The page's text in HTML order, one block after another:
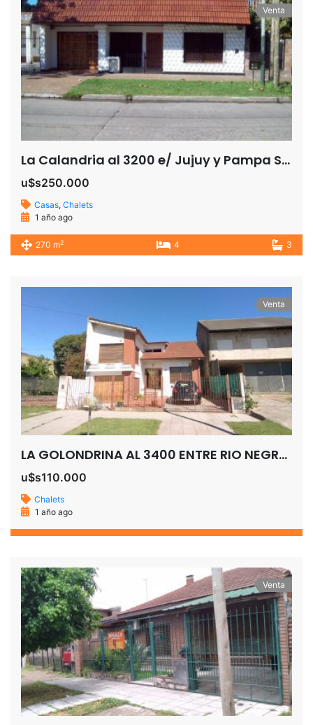
Venta
La Calandria al 3200 e/ Jujuy y Pampa San Jose TEMPERLEY
u$s250.000
Casas, Chalets
1 año ago
270 m2 4 3
Venta
LA GOLONDRINA AL 3400 ENTRE RIO NEGRO Y CHUBUT SAN JOSE TEMPERLEY
u$s110.000
Chalets
1 año ago
Venta